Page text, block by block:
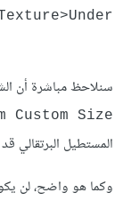
سنلاحظ مباشرة أن
Custom Size
المستطيل البرتقالي
وكما هو واضح، لن